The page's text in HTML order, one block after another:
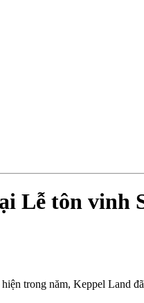
Lễ tôn vinh
trong năm, Keppel Land